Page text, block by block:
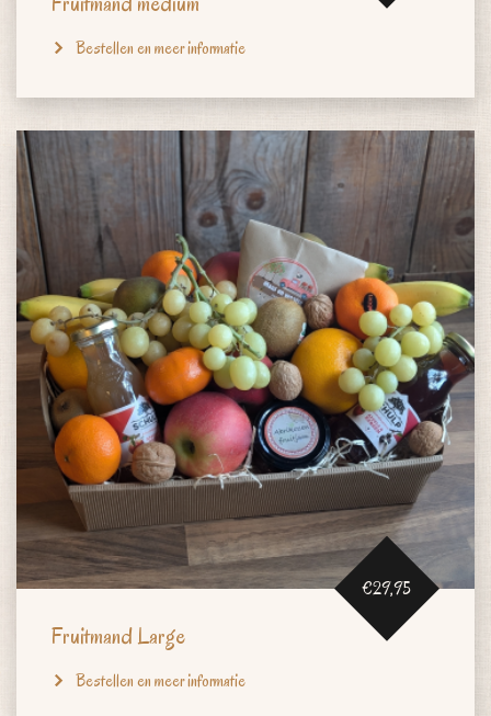
Bestellen en meer informatie
€29,95
Fruitmand Large
Bestellen en meer informatie